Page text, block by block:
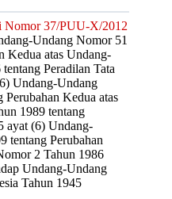
Nomor 37/PUU-X/2012
Undang Nomor 51
Kedua atas Undang-
Peradilan Tata
Undang-Undang
Kedua atas
1989 tentang
ayat (6) Undang-
tentang Perubahan
2 Tahun 1986
Undang-Undang
Tahun 1945